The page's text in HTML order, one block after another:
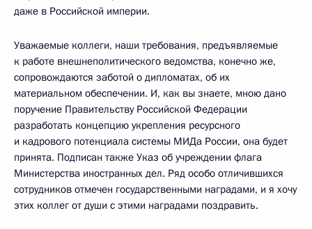
даже в Российской империи.
Уважаемые коллеги, наши требования, предъявляемые
к работе внешнеполитического ведомства, конечно же,
сопровождаются заботой о дипломатах, об их
материальном обеспечении. И, как вы знаете, мною дано
поручение Правительству Российской Федерации
разработать концепцию укрепления ресурсного
и кадрового потенциала системы МИДа России, она будет
принята. Подписан также Указ об учреждении флага
Министерства иностранных дел. Ряд особо отличившихся
сотрудников отмечен государственными наградами, и я хочу
этих коллег от души с этими наградами поздравить.